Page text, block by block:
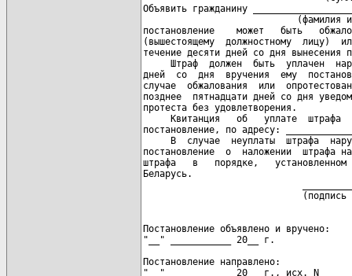
Объявить гражданину
(фамилия
постановление    может   быть
(вышестоящему  должностному  лицу)
течение десяти дней со дня вынесения
Штраф  должен  быть  уплачен
дней  со  дня  вручения  ему
случае  обжалования  или
позднее  пятнадцати дней со дня
протеста без удовлетворения.
Квитанция   об   уплате  штрафа
постановление, по адресу:
В  случае  неуплаты  штрафа
постановление  о  наложении  штрафа
штрафа   в   порядке,   установленном
Беларусь.
Постановление объявлено и вручено:
"__" ___________ 20__ г.
Постановление направлено: